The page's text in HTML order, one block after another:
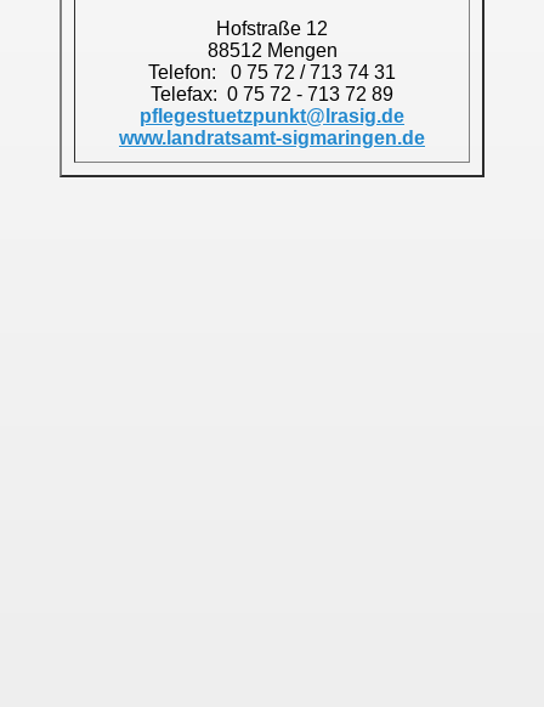
Hofstraße 12
88512 Mengen
Telefon: 0 75 72 / 713 74 31
Telefax: 0 75 72 - 713 72 89
pflegestuetzpunkt@lrasig.de
www.landratsamt-sigmaringen.de